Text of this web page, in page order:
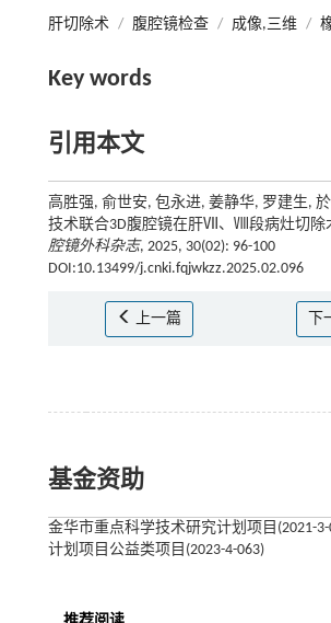
肝切除术 / 腹腔镜检查 / 成像,三维 /
Key words
引用本文
高胜强, 俞世安, 包永进, 姜静华, 罗建生,
技术联合3D腹腔镜在肝Ⅶ、Ⅷ段病灶切除
腔镜外科杂志, 2025, 30(02): 96-100
DOI:10.13499/j.cnki.fqjwkzz.2025.02.096
上一篇 下
基金资助
金华市重点科学技术研究计划项目(2021-
计划项目公益类项目(2023-4-063)